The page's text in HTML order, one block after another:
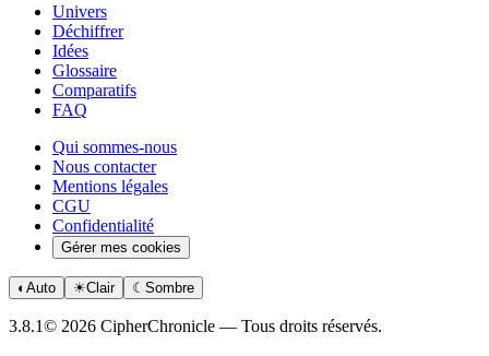
Univers
Déchiffrer
Idées
Glossaire
Comparatifs
FAQ
Qui sommes-nous
Nous contacter
Mentions légales
CGU
Confidentialité
Gérer mes cookies
◐ Auto ☀Clair ☾ Sombre
3.8.1© 2026 CipherChronicle — Tous droits réservés.